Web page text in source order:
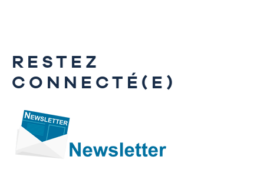
RESTEZ
CONNECTÉ(E)